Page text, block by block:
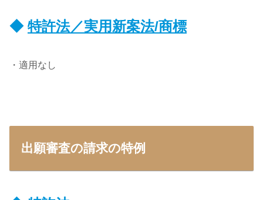
◆ 特許法／実用新案法/商標
・適用なし
出願審査の請求の特例